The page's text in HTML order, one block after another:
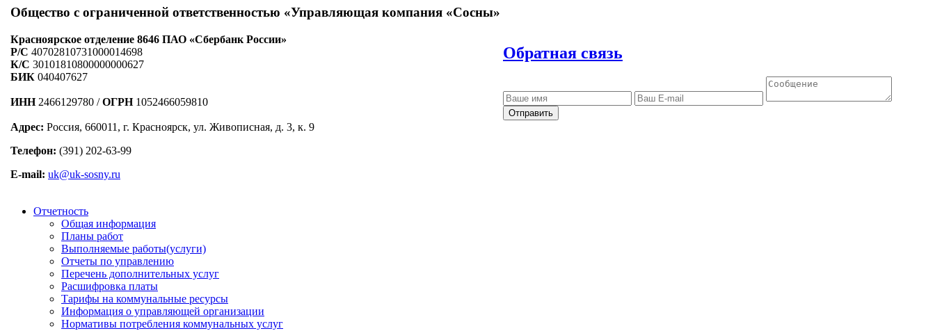
Общество с ограниченной ответственностью «Управляющая компания «Сосны»
Красноярское отделение 8646 ПАО «Сбербанк России»
Р/C 40702810731000014698
К/С 30101810800000000627
БИК 040407627
ИНН 2466129780 /ОГРН 1052466059810
Адрес: Россия, 660011, г. Красноярск, ул. Живописная, д. 3, к. 9
Телефон: (391) 202-63-99
E-mail: uk@uk-sosny.ru
Обратная связь
Отправить
Отчетность
Общая информация
Планы работ
Выполняемые работы(услуги)
Отчеты по управлению
Перечень дополнительных услуг
Расшифровка платы
Тарифы на коммунальные ресурсы
Информация о управляющей организации
Нормативы потребления коммунальных услуг